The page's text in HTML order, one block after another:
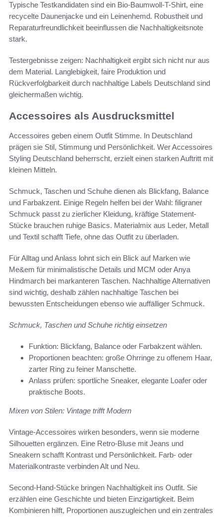
Typische Testkandidaten sind ein Bio-Baumwoll-T-Shirt, eine
recycelte Daunenjacke und ein Leinenhemd. Robustheit und
Reparaturfreundlichkeit beeinflussen die Nachhaltigkeitsnote
stark.
Testergebnisse zeigen: Nachhaltigkeit ergibt sich nicht nur aus
dem Material. Langlebigkeit, faire Produktion und
Rückverfolgbarkeit durch nachhaltige Labels Deutschland sind
gleichermaßen wichtig.
Accessoires als Ausdrucksmittel
Accessoires geben einem Outfit Stimme. In Deutschland
prägen sie Stil, Stimmung und Persönlichkeit. Wer Accessoires
Styling Deutschland beherrscht, erzielt einen starken Auftritt mit
kleinen Mitteln.
Schmuck, Taschen und Schuhe dienen als Blickfang, Balance
und Farbakzent. Einige Regeln helfen bei der Wahl: filigraner
Schmuck passt zu zierlicher Kleidung, kräftige Statement-
Stücke brauchen ruhige Basics. Materialmix aus Leder, Metall
und Textil schafft Tiefe, ohne das Outfit zu überladen.
Für Alltag und Anlass lohnt sich ein Blick auf Marken wie
Me&em für minimalistische Details und MCM oder Anya
Hindmarch bei markanteren Taschen. Nachhaltige Alternativen
sind wichtig, deshalb zählen nachhaltige Taschen bei
bewussten Entscheidungen ebenso wie auffälliger Schmuck.
Schmuck, Taschen und Schuhe richtig einsetzen
Funktion: Blickfang, Balance oder Farbakzent wählen.
Proportionen beachten: große Ohrringe zu offenem Haar,
zarter Ring zu feiner Manschette.
Anlass prüfen: sportliche Sneaker, elegante Loafer oder
praktische Boots.
Mixen von Stilen: Vintage trifft Modern
Vintage-Accessoires wirken besonders, wenn sie moderne
Silhouetten ergänzen. Eine Retro-Bluse mit Jeans und
Sneakern schafft Kontrast und Persönlichkeit. Farb- oder
Materialkontraste verbinden Alt und Neu.
Second-Hand-Stücke bringen Nachhaltigkeit ins Outfit. Sie
erzählen eine Geschichte und bieten Einzigartigkeit. Beim
Kombinieren hilft, Proportionen auszugleichen und ein zentrales